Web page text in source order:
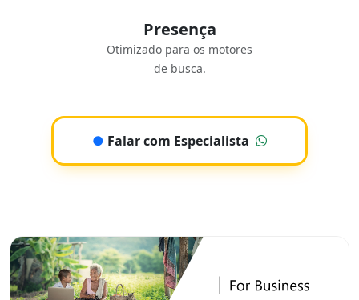
Presença
Otimizado para os motores
de busca.
● Falar com Especialista